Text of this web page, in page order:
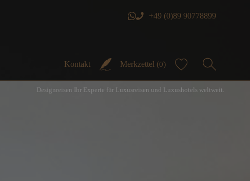
+49 (0)89 90778899
Kontakt Merkzettel (0)
Designreisen Ihr Experte für Luxusreisen und Luxushotels weltweit.